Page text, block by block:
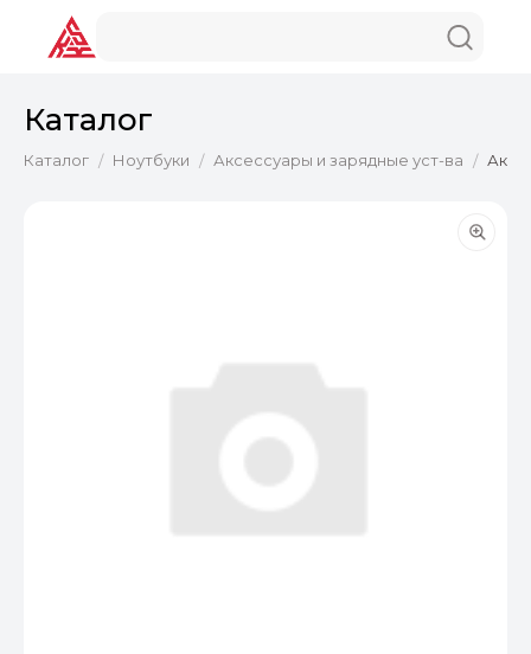
Каталог
Каталог / Ноутбуки / Аксессуары и зарядные уст-ва /